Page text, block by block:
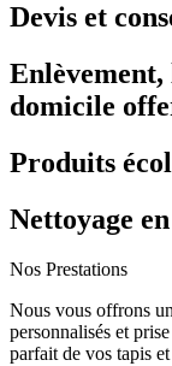
Devis et
domicile
Produits
Nettoyage
Nos Prestations
Nous vous offrons
personnalisés et
parfait de vos tapis et